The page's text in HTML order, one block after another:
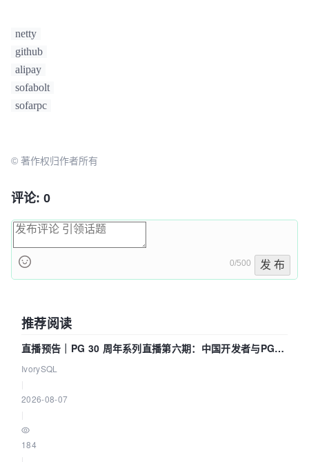
netty
github
alipay
sofabolt
sofarpc
© 著作权归作者所有
评论: 0
0/500 发 布
推荐阅读
直播预告｜PG 30 周年系列直播第六期：中国开发者与PG内
核——我们改得动吗？我们贡献了什么？
IvorySQL
2026-08-07
184